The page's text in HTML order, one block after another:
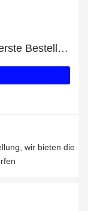
Erhalten Sie 13% Rabatt auf Ihre erste Bestellung
wir bieten die